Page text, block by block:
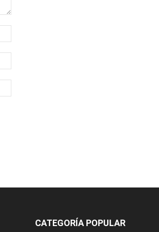
CATEGORÍA POPULAR